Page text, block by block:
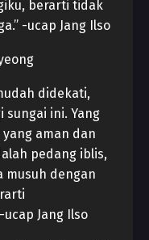
berarti tidak
-ucap Jang Ilso
didekati,
ini. Yang
aman dan
pedang iblis,
musuh dengan
Jang Ilso